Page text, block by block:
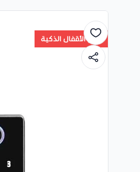
عرض الأقفال الذكية